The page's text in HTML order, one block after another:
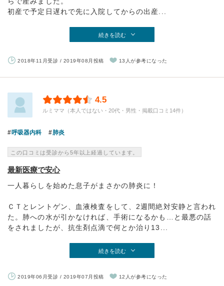
初産で予定日遅れで先に入院してからの出産...
続きを読む
2018年11月受診 / 2019年08月投稿 13人が参考になった
4.5
ルミママ（本人ではない・20代・男性・掲載口コミ14件）
呼吸器内科 肺炎
この口コミは受診から5年以上経過しています。
最新医療で安心
一人暮らしを始めた息子がまさかの肺炎に！
ＣＴとレントゲン、血液検査をして、2週間絶対安静と言われ
た。肺への水が引かなければ、手術になるかも…と最悪の話
をされましたが、抗生剤点滴で何とか治り13...
続きを読む
2019年06月受診 / 2019年07月投稿 12人が参考になった